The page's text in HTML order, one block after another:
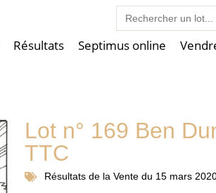
Search
for:
Résultats Septimus online
Lot n° 169 Ben
TTC
Résultats de la Vente du 15 mars